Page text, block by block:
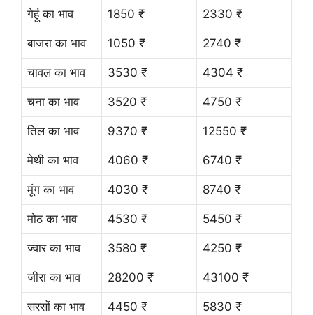
गेहूं का भाव 1850 ₹ 2330 ₹
बाजरा का भाव 1050 ₹ 2740 ₹
चावल का भाव 3530 ₹ 4304 ₹
चना का भाव 3520 ₹ 4750 ₹
तिल का भाव 9370 ₹ 12550 ₹
मेथी का भाव 4060 ₹ 6740 ₹
मूंग का भाव 4030 ₹ 8740 ₹
मोठ का भाव 4530 ₹ 5450 ₹
ज्वार का भाव 3580 ₹ 4250 ₹
जीरा का भाव 28200 ₹ 43100 ₹
सरसों का भाव 4450 ₹ 5830 ₹